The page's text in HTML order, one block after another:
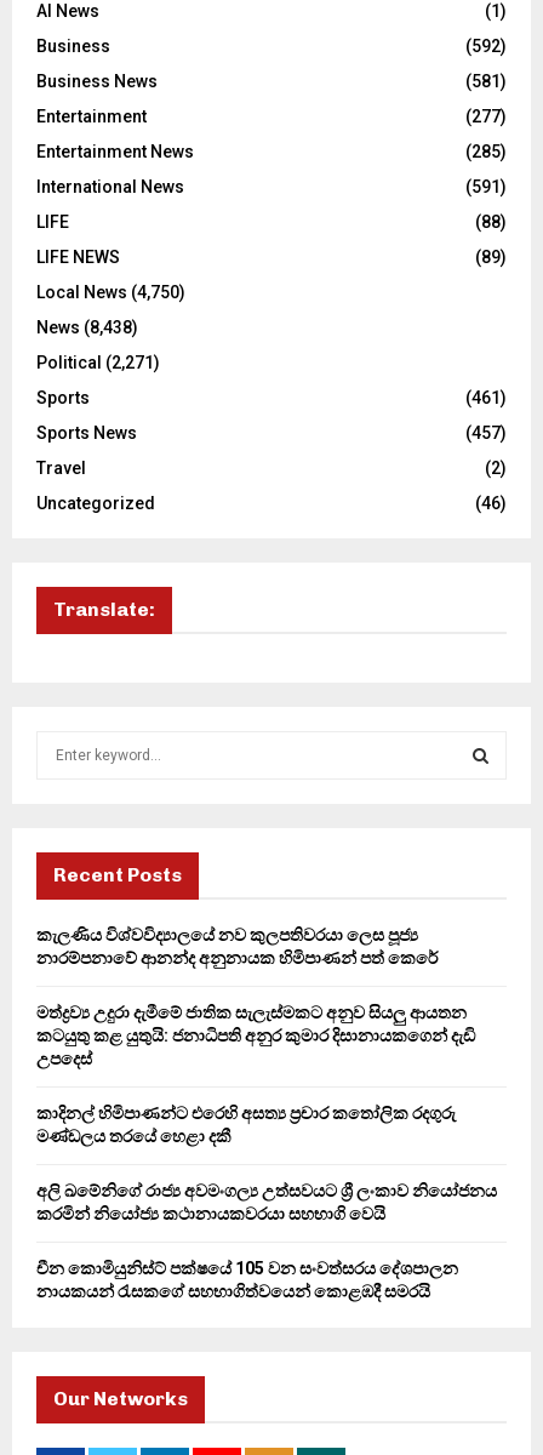
AI News
(1)
Business
(592)
Business News
(581)
Entertainment
(277)
Entertainment News
(285)
International News
(591)
LIFE
(88)
LIFE NEWS
(89)
Local News (4,750)
News (8,438)
Political (2,271)
Sports
(461)
Sports News
(457)
Travel
(2)
Uncategorized
(46)
Translate:
f
r
H
Recent Posts
කැලණිය විශ්වවිද්‍යාලයේ නව කුලපතිවරයා ලෙස පූජ්‍ය
නාරම්පනාවේ ආනන්ද අනුනායක හිමිපාණන් පත් කෙරේ
මත්ද්‍රව්‍ය උදුරා දැමීමේ ජාතික සැලැස්මකට අනුව සියලු ආයතන
කටයුතු කළ යුතුයි: ජනාධිපති අනුර කුමාර දිසානායකගෙන් දැඩි
උපදෙස්
කාදිනල් හිමිපාණන්ට එරෙහි අසත්‍ය ප්‍රචාර කතෝලික රදගුරු
මණ්ඩලය තරයේ හෙළා දකී
අලි ඛමේනිගේ රාජ්‍ය අවමංගල්‍ය උත්සවයට ශ්‍රී ලංකාව නියෝජනය
කරමින් නියෝජ්‍ය කථානායකවරයා සහභාගි වෙයි
චීන කොමියුනිස්ට් පක්ෂයේ 105 වන සංවත්සරය දේශපාලන
නායකයන් රැසකගේ සහභාගිත්වයෙන් කොළඹදී සමරයි
Our Networks